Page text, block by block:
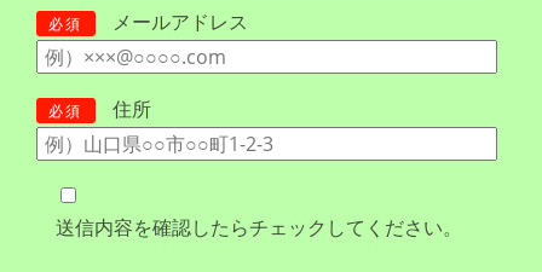
必須 メールアドレス
必須 住所
送信内容を確認したらチェックしてください。